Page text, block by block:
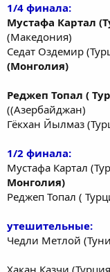
1/4 финала:
Мустафа Картал
(Македония)
Седат Оздемир
(Монголия)
Реджеп Топал (
((Азербайджан)
Гёкхан Йылмаз
1/2 финала:
Мустафа Картал
Монголия)
Реджеп Топал (
утешительные:
Чедли Метлой
Хакан Казчи